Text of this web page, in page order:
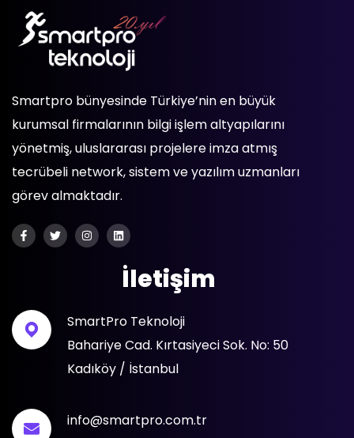
Smartpro bünyesinde Türkiye’nin en büyük
kurumsal firmalarının bilgi işlem altyapılarını
yönetmiş, uluslararası projelere imza atmış
tecrübeli network, sistem ve yazılım uzmanları
görev almaktadır.
İletişim
SmartPro Teknoloji
Bahariye Cad. Kırtasiyeci Sok. No: 50
Kadıköy / İstanbul
info@smartpro.com.tr